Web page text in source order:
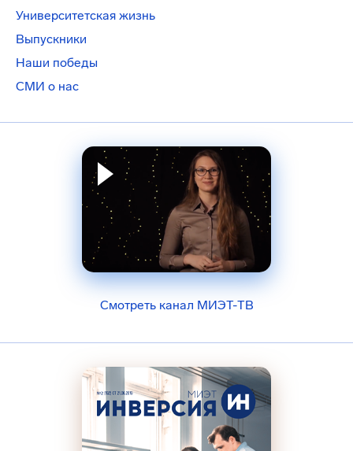
Университетская жизнь
Выпускники
Наши победы
СМИ о нас
Смотреть канал МИЭТ-ТВ